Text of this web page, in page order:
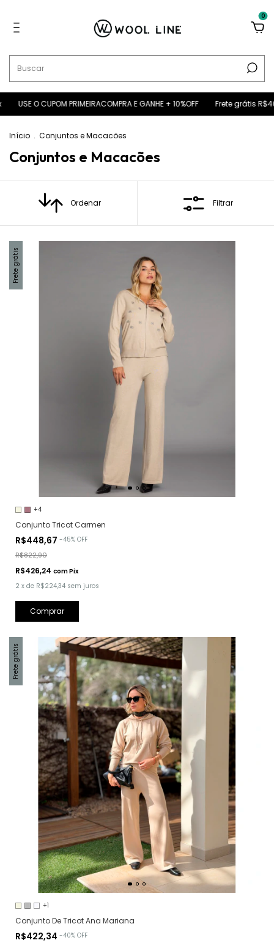
0
CUPOM PRIMEIRACOMPRA E GANHE + 10%OFF Frete grátis R$400+ 5%
Início . Conjuntos e Macacões
Conjuntos e Macacões
Ordenar Filtrar
Frete grátis
+4
Conjunto Tricot Carmen
R$448,67 -45% OFF
R$822,90
R$426,24 comPix
2 x de R$224,34 sem juros
Comprar
Frete grátis
+1
Conjunto De Tricot Ana Mariana
R$422,34 -40% OFF